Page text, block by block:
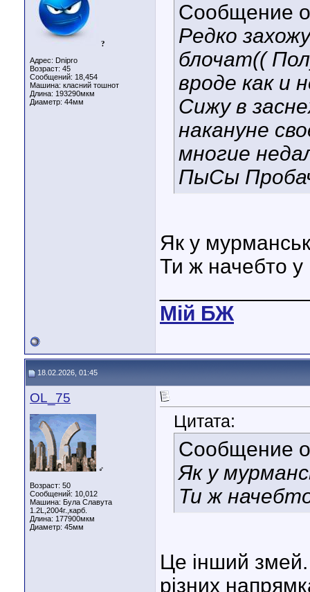
?
Адрес: Dnipro
Возраст: 45
Сообщений: 18,454
Машина: класний тошнот
Длина: 193290мкм
Диаметр: 44мм
Сообщение
Редко
блочат((
вроде как и
Сижу в
накануне
многие
ПыСы
Як у
Ти ж начебто у
Мiй БЖ
18.02.2026, 01:45
OL_75
♂
Возраст: 50
Сообщений: 10,012
Машина: Була Славута
1.2L,2004г.,карб.
Длина: 177900мкм
Диаметр: 45мм
Цитата:
Сообщение
Як у
Ти ж
Це інший
різних